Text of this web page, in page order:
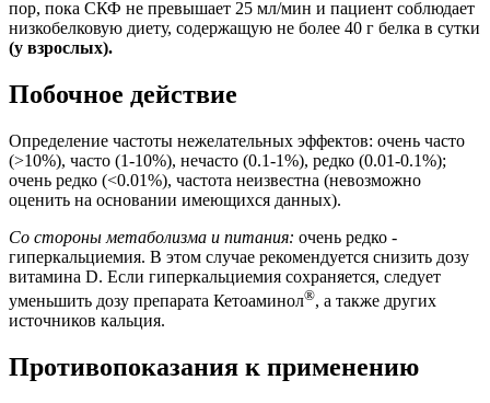
пор, пока СКФ не превышает 25 мл/мин и пациент соблюдает
низкобелковую диету, содержащую не более 40 г белка в сутки
(у взрослых).
Побочное действие
Определение частоты нежелательных эффектов: очень часто
(>10%), часто (1-10%), нечасто (0.1-1%), редко (0.01-0.1%);
очень редко (<0.01%), частота неизвестна (невозможно
оценить на основании имеющихся данных).
Со стороны метаболизма и питания: очень редко -
гиперкальциемия. В этом случае рекомендуется снизить дозу
витамина D. Если гиперкальциемия сохраняется, следует
уменьшить дозу препарата Кетоаминол®, а также других
источников кальция.
Противопоказания к применению